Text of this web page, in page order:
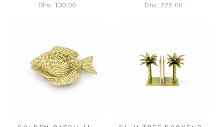
Dhs. 100.00 Dhs. 225.00